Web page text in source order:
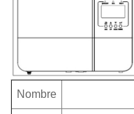
Nombre